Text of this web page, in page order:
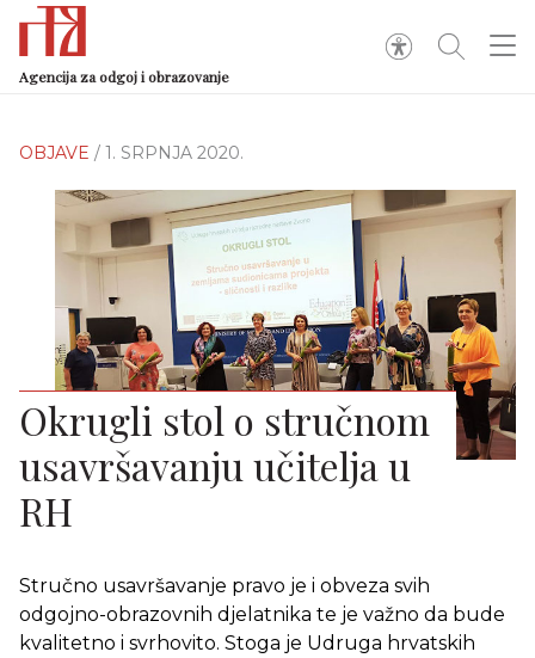
Agencija za odgoj i obrazovanje
OBJAVE / 1. SRPNJA 2020.
Okrugli stol o stručnom
usavršavanju učitelja u
RH
Stručno usavršavanje pravo je i obveza svih
odgojno-obrazovnih djelatnika te je važno da bude
kvalitetno i svrhovito. Stoga je Udruga hrvatskih